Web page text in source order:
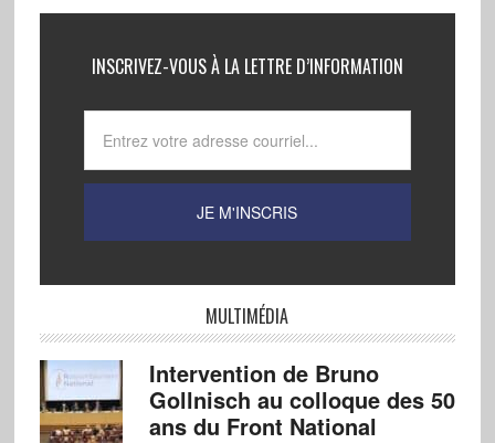
INSCRIVEZ-VOUS À LA LETTRE D’INFORMATION
MULTIMÉDIA
Intervention de Bruno
Gollnisch au colloque des 50
ans du Front National